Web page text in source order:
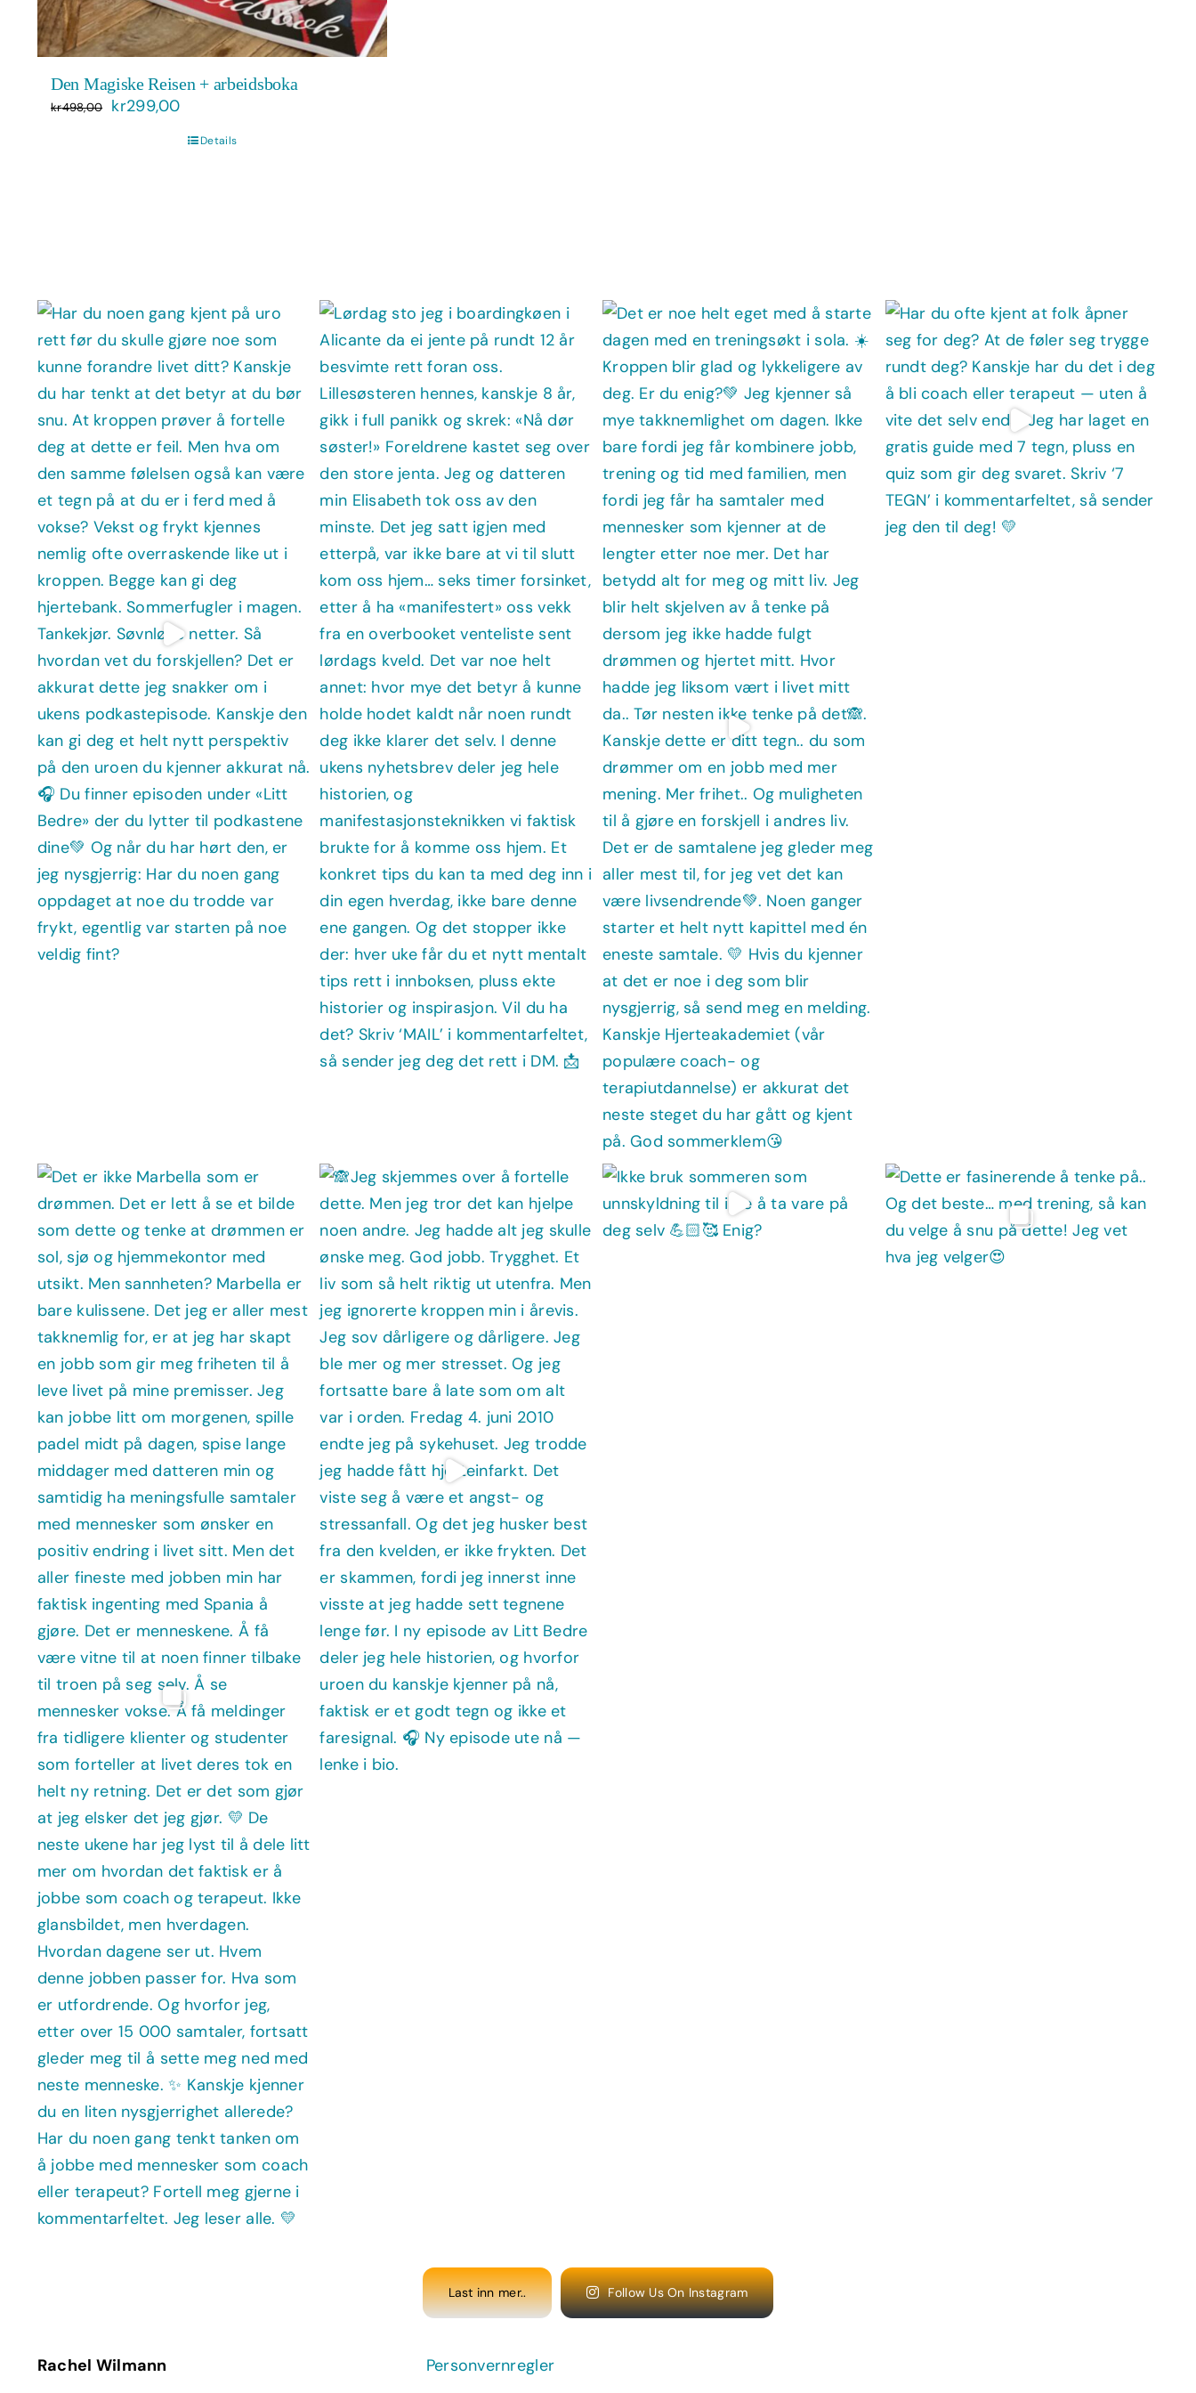
Den Magiske Reisen + arbeidsboka
kr498,00
Opprinnelig
kr299,00Nåværende
prisDetails
Last inn mer.. Follow Us On Instagram
Rachel Wilmann Personvernregler